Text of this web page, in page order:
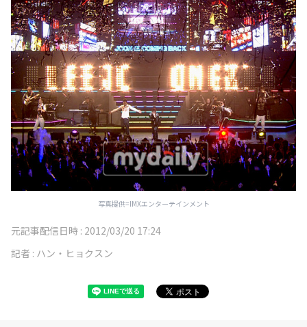
写真提供=IMXエンターテインメント
元記事配信日時 : 2012/03/20 17:24
記者 : ハン・ヒョクスン